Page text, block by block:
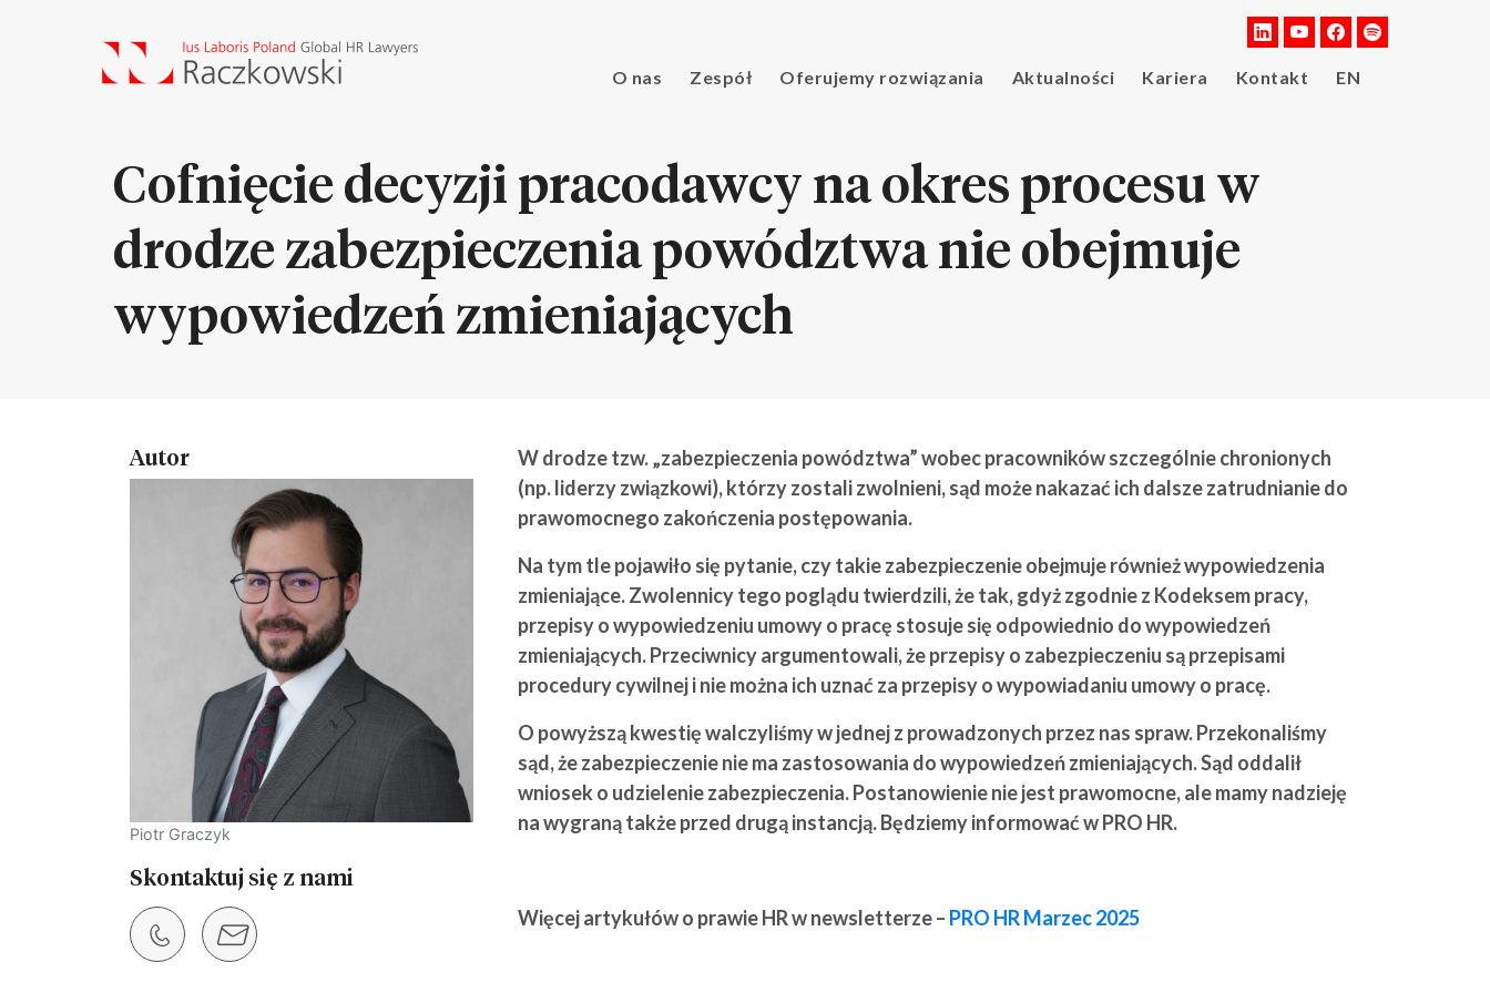
O nas Zespół Oferujemy rozwiązania Aktualności Kariera Kontakt EN
Cofnięcie decyzji pracodawcy na okres procesu w
drodze zabezpieczenia powództwa nie obejmuje
wypowiedzeń zmieniających
Autor
Piotr Graczyk
Skontaktuj się z nami
W drodze tzw. „zabezpieczenia powództwa” wobec pracowników szczególnie chronionych
(np. liderzy związkowi), którzy zostali zwolnieni, sąd może nakazać ich dalsze zatrudnianie do
prawomocnego zakończenia postępowania.
Na tym tle pojawiło się pytanie, czy takie zabezpieczenie obejmuje również wypowiedzenia
zmieniające. Zwolennicy tego poglądu twierdzili, że tak, gdyż zgodnie z Kodeksem pracy,
przepisy o wypowiedzeniu umowy o pracę stosuje się odpowiednio do wypowiedzeń
zmieniających. Przeciwnicy argumentowali, że przepisy o zabezpieczeniu są przepisami
procedury cywilnej i nie można ich uznać za przepisy o wypowiadaniu umowy o pracę.
O powyższą kwestię walczyliśmy w jednej z prowadzonych przez nas spraw. Przekonaliśmy
sąd, że zabezpieczenie nie ma zastosowania do wypowiedzeń zmieniających. Sąd oddalił
wniosek o udzielenie zabezpieczenia. Postanowienie nie jest prawomocne, ale mamy nadzieję
na wygraną także przed drugą instancją. Będziemy informować w PRO HR.
Więcej artykułów o prawie HR w newsletterze – PRO HR Marzec 2025